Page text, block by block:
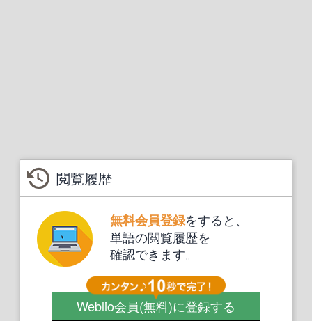
閲覧履歴
無料会員登録をすると、
単語の閲覧履歴を
確認できます。
Weblio会員(無料)に登録する